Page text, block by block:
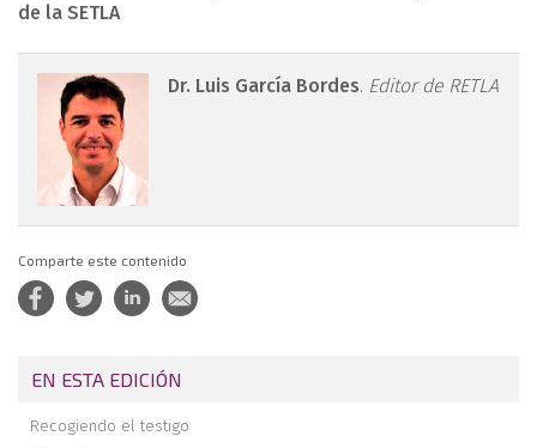
de la SETLA
retla.05210.fs2211024-
figura1.png
Dr. Luis García Bordes. Editor de RETLA
Comparte este contenido
EN ESTA EDICIÓN
Recogiendo el testigo